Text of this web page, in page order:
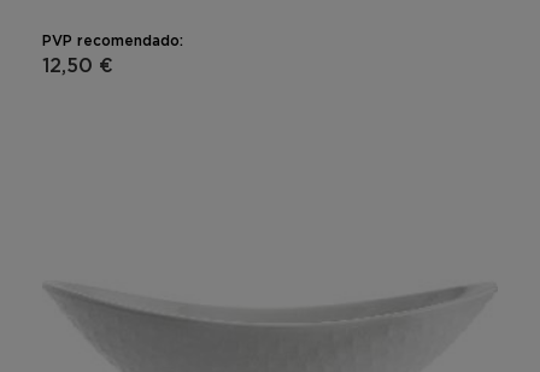
PVP recomendado:
12,50 €